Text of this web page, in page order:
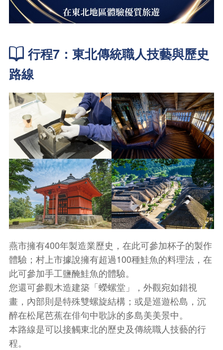
行程7：東北傳統職人技藝與歷史
路線
燕市擁有400年製造業歷史，在此可參加杯子的製作
體驗；村上市據說擁有超過100種鮭魚的料理法，在
此可參加手工鹽醃鮭魚的體驗。
您還可參觀木造建築「蠑螺堂」，外觀宛如錯視
畫，內部則是特殊雙螺旋結構；或是巡遊松島，沉
醉在松尾芭蕉在俳句中歌詠的多島美美景中。
本路線是可以接觸東北的歷史及傳統職人技藝的行
程。